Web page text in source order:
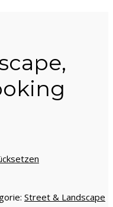
Street & Landscape